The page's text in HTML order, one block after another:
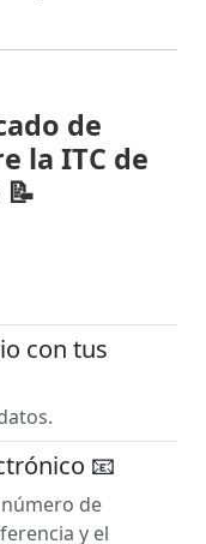
de
la ITC de
con tus
📧
de
y el